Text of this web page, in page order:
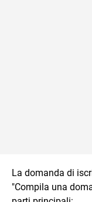
La domanda di
"Compila una